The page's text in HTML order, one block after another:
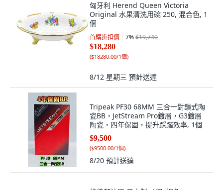
匈牙利 Herend Queen Victoria
Original 水果清洗用碗 250, 混合色, 1
個
首購折扣價 7%$19,740
$18,280
($18280.00/1個)
8/12 星期三 預計送達
Tripeak PF30 68MM 三合一對鎖式陶
瓷BB，JetStream Pro鍍層，G3鍍層
陶瓷，四年保固，提升踩踏效率, 1個
$9,500
($9500.00/1個)
8/20 預計送達